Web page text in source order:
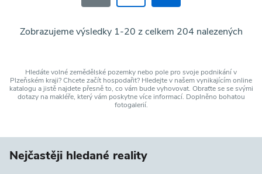
Zobrazujeme výsledky 1-20 z celkem 204 nalezených
Hledáte volné zemědělské pozemky nebo pole pro svoje podnikání v
Plzeňském kraji? Chcete začít hospodařit? Hledejte v našem vynikajícím online
katalogu a jistě najdete přesně to, co vám bude vyhovovat. Obraťte se se svými
dotazy na makléře, který vám poskytne více informací. Doplněno bohatou
fotogalerií.
Nejčastěji hledané reality